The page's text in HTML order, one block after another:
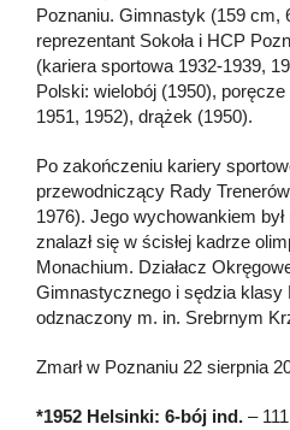
Poznaniu. Gimnastyk (159 cm,
reprezentant Sokoła i HCP
(kariera sportowa 1932-1939,
Polski: wielobój (1950), poręcze
1951, 1952), drążek (1950).
Po zakończeniu kariery
przewodniczący Rady
1976). Jego wychowankiem
znalazł się w ścisłej kadrze
Monachium. Działacz
Gimnastycznego i sędzia klasy
odznaczony m. in. Srebrnym
Zmarł w Poznaniu 22 sierpnia
*1952 Helsinki: 6-bój ind. –